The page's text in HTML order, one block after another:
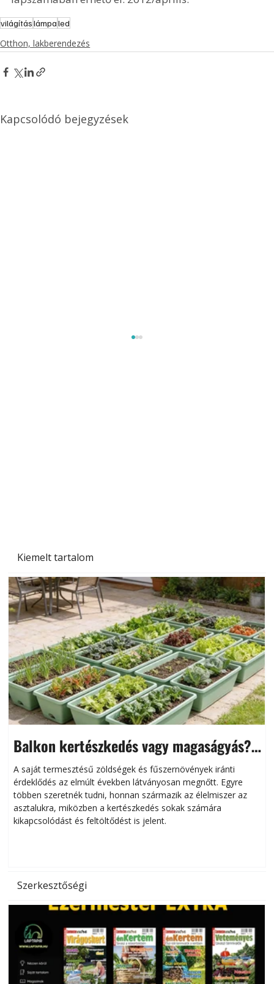
Kiemelt tartalom
Balkon kertészkedés vagy magaságyás?
Helytakarékos kertészkedés
A saját termesztésű zöldségek és fűszernövények iránti
érdeklődés az elmúlt években látványosan megnőtt. Egyre
többen szeretnék tudni, honnan származik az élelmiszer az
asztalukra, miközben a kertészkedés sokak számára
kikapcsolódást és feltöltődést is jelent.
Szerkesztőségi
világításlámpaled
Otthon, lakberendezés
Kapcsolódó bejegyzések